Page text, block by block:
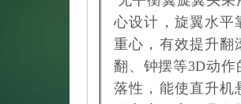
心设计，旋翼水平
重心，有效提升翻
翻、钟摆等3D动作
落性，能使直升机